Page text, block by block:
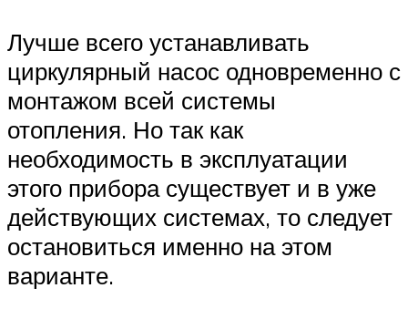
Лучше всего устанавливать
циркулярный насос одновременно с
монтажом всей системы
отопления. Но так как
необходимость в эксплуатации
этого прибора существует и в уже
действующих системах, то следует
остановиться именно на этом
варианте.